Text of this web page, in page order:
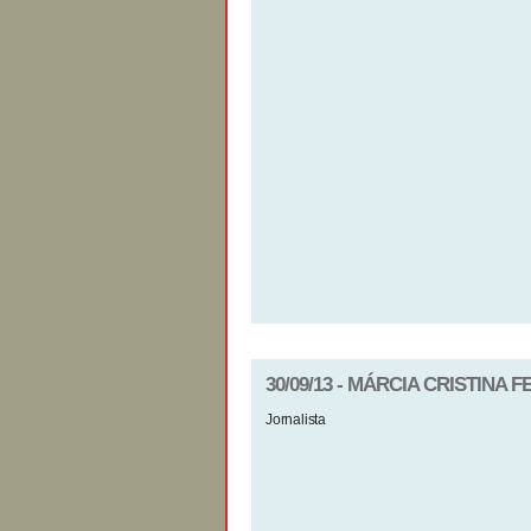
30/09/13 - MÁRCIA CRISTINA
Jornalista